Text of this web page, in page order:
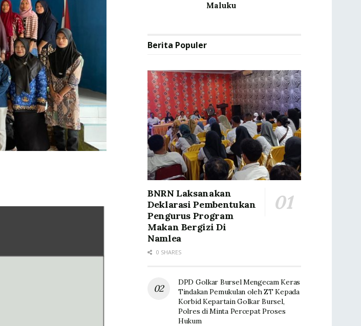
Maluku
Berita Populer
BNRN Laksanakan
Deklarasi Pembentukan
Pengurus Program
Makan Bergizi Di
Namlea
0 SHARES
DPD Golkar Bursel Mengecam Keras
Tindakan Pemukulan oleh ZT Kepada
Korbid Kepartain Golkar Bursel,
Polres di Minta Percepat Proses
Hukum